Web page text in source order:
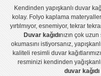
Kendinden yapışkanlı duvar
kolay. Folyo kaplama
yırtılmıyor, esnemiyor, tekrar
Duvar kağıdınızın çok
okumasını istiyorsanız,
kaliteli resimli duvar kağıtlarımız
resminizi kendinden
duvar kağıdı